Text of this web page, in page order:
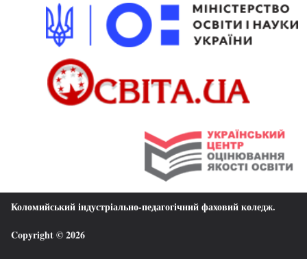
Коломийський індустріально-педагогічний фаховий коледж.
Copyright © 2026